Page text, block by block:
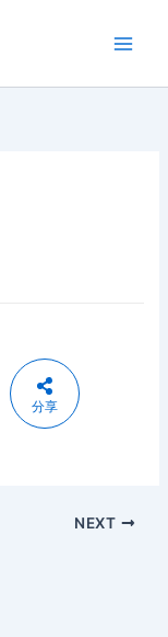
分享
NEXT